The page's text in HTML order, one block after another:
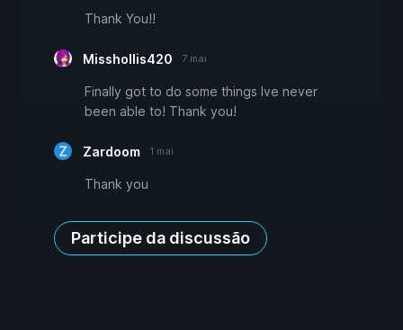
Thank You!!
Misshollis420 7 mai
Finally got to do some things Ive never
been able to! Thank you!
Zardoom 1 mai
Thank you
Participe da discussão